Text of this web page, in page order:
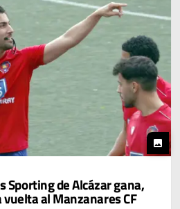
photo
Sporting de Alcázar gana,
al Manzanares CF